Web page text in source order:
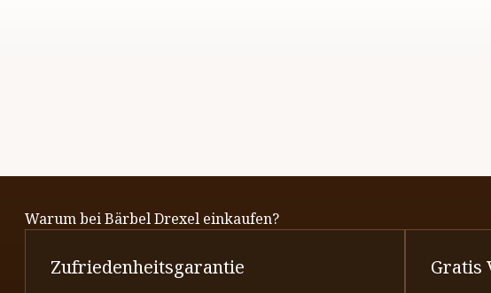
Warum bei Bärbel Drexel einkaufen?
Zufriedenheitsgarantie Gratis